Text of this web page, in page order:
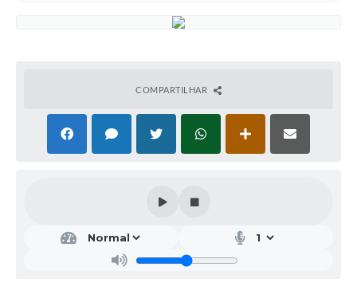
Transparência
Diário Oficial
COMPARTILHAR